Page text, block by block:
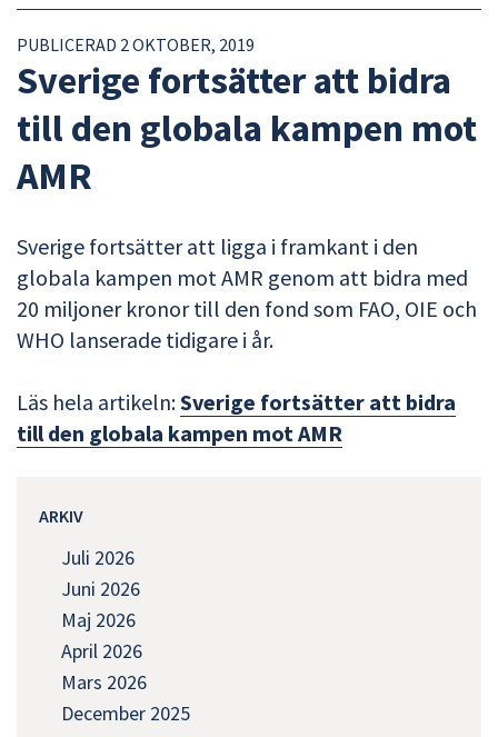
PUBLICERAD 2 OKTOBER, 2019
Sverige fortsätter att bidra
till den globala kampen mot
AMR
Sverige fortsätter att ligga i framkant i den
globala kampen mot AMR genom att bidra med
20 miljoner kronor till den fond som FAO, OIE och
WHO lanserade tidigare i år.
Läs hela artikeln:Sverige fortsätter att bidra
till den globala kampen mot AMR
ARKIV
Juli 2026
Juni 2026
Maj 2026
April 2026
Mars 2026
December 2025